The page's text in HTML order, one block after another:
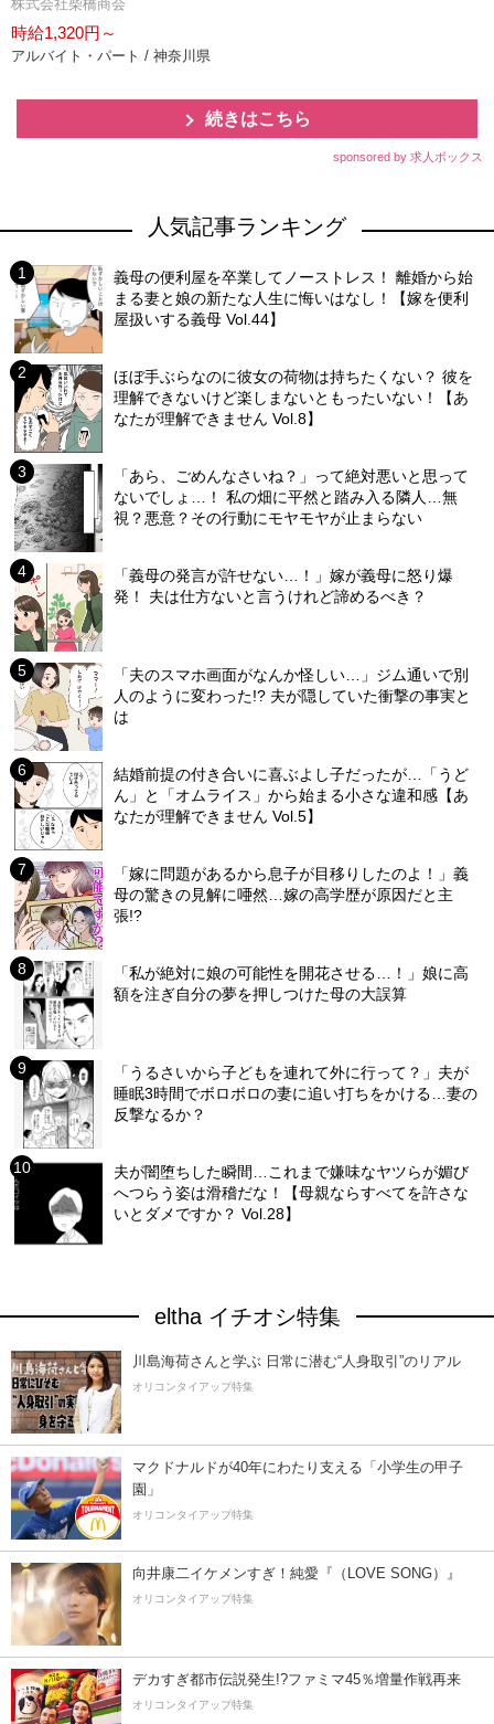
株式会社柴橋商会
時給1,320円～
アルバイト・パート / 神奈川県
続きはこちら
sponsored by 求人ボックス
人気記事ランキング
義母の便利屋を卒業してノーストレス！ 離婚から始
まる妻と娘の新たな人生に悔いはなし！【嫁を便利
屋扱いする義母 Vol.44】
ほぼ手ぶらなのに彼女の荷物は持ちたくない？ 彼を
理解できないけど楽しまないともったいない！【あ
なたが理解できません Vol.8】
「あら、ごめんなさいね？」って絶対悪いと思って
ないでしょ…！ 私の畑に平然と踏み入る隣人…無
視？悪意？その行動にモヤモヤが止まらない
「義母の発言が許せない…！」嫁が義母に怒り爆
発！ 夫は仕方ないと言うけれど諦めるべき？
「夫のスマホ画面がなんか怪しい…」ジム通いで別
人のように変わった!? 夫が隠していた衝撃の事実と
は
結婚前提の付き合いに喜ぶよし子だったが…「うど
ん」と「オムライス」から始まる小さな違和感【あ
なたが理解できません Vol.5】
「嫁に問題があるから息子が目移りしたのよ！」義
母の驚きの見解に唖然…嫁の高学歴が原因だと主
張!?
「私が絶対に娘の可能性を開花させる…！」娘に高
額を注ぎ自分の夢を押しつけた母の大誤算
「うるさいから子どもを連れて外に行って？」夫が
睡眠3時間でボロボロの妻に追い打ちをかける…妻の
反撃なるか？
夫が闇堕ちした瞬間…これまで嫌味なヤツらが媚び
へつらう姿は滑稽だな！【母親ならすべてを許さな
いとダメですか？ Vol.28】
eltha イチオシ特集
川島海荷さんと学ぶ 日常に潜む“人身取引”のリアル
オリコンタイアップ特集
マクドナルドが40年にわたり支える「小学生の甲子
園」
オリコンタイアップ特集
向井康二イケメンすぎ！純愛『（LOVE SONG）』
オリコンタイアップ特集
デカすぎ都市伝説発生!?ファミマ45％増量作戦再来
オリコンタイアップ特集